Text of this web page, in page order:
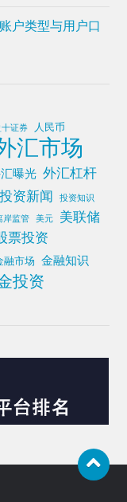
户类型与用户口
十证券 人民币
汇市场
曝光 外汇杠杆
投资新闻 投资知识
岸监管 美元 美联储
票投资
融市场 金融知识
投资